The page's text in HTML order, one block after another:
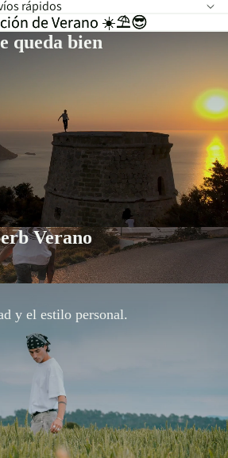
rápidos
de Verano ☀️⛱️😎
de Verano ☀️⛱️😎
queda bien
Verano
y el estilo personal.